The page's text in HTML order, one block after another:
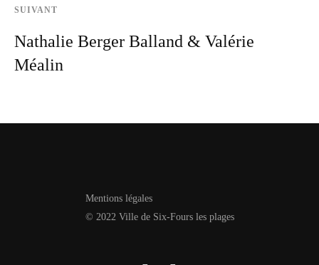
SUIVANT
Nathalie Berger Balland & Valérie
Méalin
Mentions légales
© 2022 Ville de Six-Fours les plages